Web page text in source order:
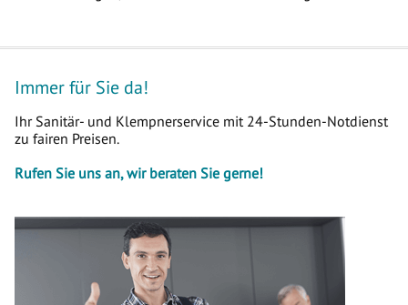
Immer für Sie da!
Ihr Sanitär- und Klempnerservice mit 24-Stunden-Notdienst
zu fairen Preisen.
Rufen Sie uns an, wir beraten Sie gerne!